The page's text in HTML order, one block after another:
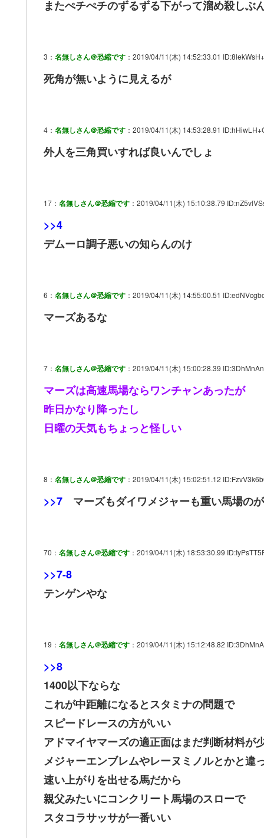
またぺチぺチのずるずる下がって溜め殺しぶ
3： 名無しさん＠恐縮です ：2019/04/11(木) 14:52:33.01
死角が無いように見えるが
4： 名無しさん＠恐縮です ：2019/04/11(木) 14:53:28.91
外人を三角買いすれば良いんでしょ
17： 名無しさん＠恐縮です ：2019/04/11(木) 15:10:38.79
>>4
デムーロ調子悪いの知らんのけ
6： 名無しさん＠恐縮です ：2019/04/11(木) 14:55:00.51
マーズあるな
7： 名無しさん＠恐縮です ：2019/04/11(木) 15:00:28.39
マーズは高速馬場ならワンチャンあったが
昨日かなり降ったし
日曜の天気もちょっと怪しい
8： 名無しさん＠恐縮です ：2019/04/11(木) 15:02:51.12
>>7 マーズもダイワメジャーも重い馬場のが
70： 名無しさん＠恐縮です ：2019/04/11(木) 18:53:30.99
>>7-8
テンゲンやな
19： 名無しさん＠恐縮です ：2019/04/11(木) 15:12:48.82
>>8
1400以下ならな
これが中距離になるとスタミナの問題で
スピードレースの方がいい
アドマイヤマーズの適正面はまだ判断材料が
メジャーエンブレムやレーヌミノルとかと違
速い上がりを出せる馬だから
親父みたいにコンクリート馬場のスローで
スタコラサッサが一番いい